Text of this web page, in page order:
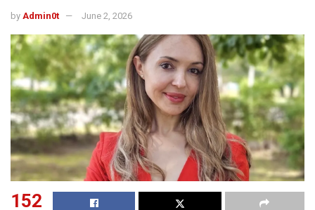
by Admin0t June 2, 2026
152